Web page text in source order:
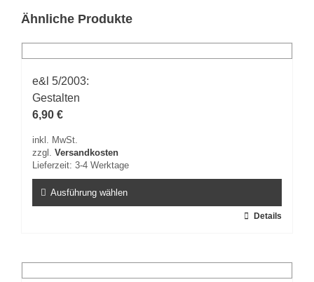
Ähnliche Produkte
e&l 5/2003:
Gestalten
6,90 €
inkl. MwSt.
zzgl. Versandkosten
Lieferzeit: 3-4 Werktage
Ausführung wählen
mehrere
Varianten
Details